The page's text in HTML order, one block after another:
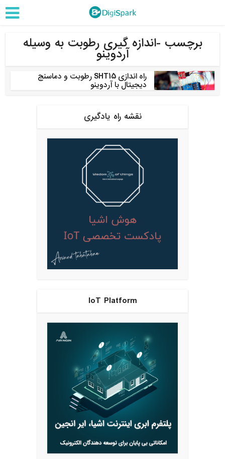
برچسب -اندازه گیری رطوبت به وسیله
آردوینو
راه اندازی SHT15 رطوبت و دماسنج
دیجیتال با آردوینو
نقشه راه یادگیری
IoT Platform